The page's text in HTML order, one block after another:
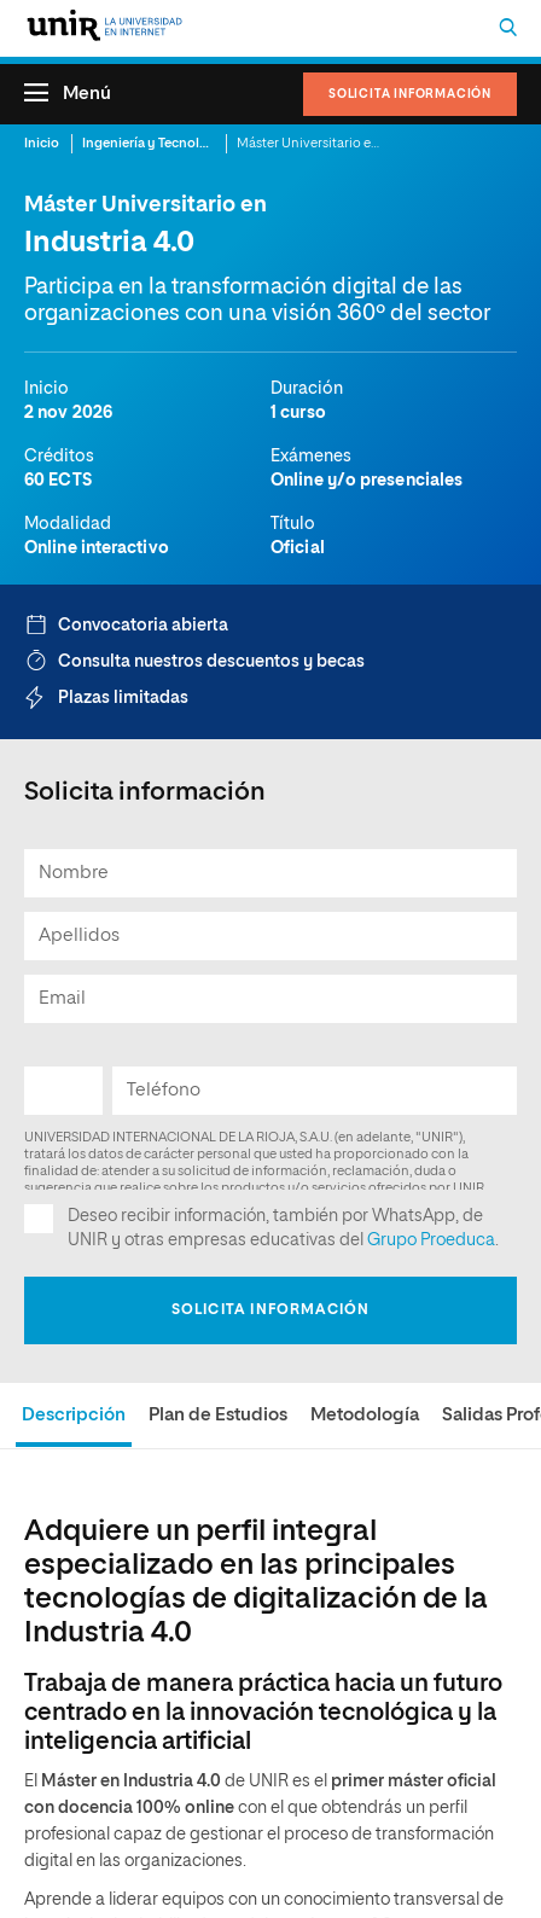
SOLICITA INFORMACIÓN
Menú
Inicio Ingeniería y Tecnología
Máster Universitario en
Industria 4.0
Participa en la transformación digital de las
organizaciones con una visión 360º del sector
Inicio
2 nov 2026
Duración
1 curso
Créditos
60 ECTS
Exámenes
Online y/o presenciales
Modalidad
Online interactivo
Título
Oficial
Descripción Plan de Estudios Metodología Salidas
Adquiere un perfil integral
especializado en las principales
tecnologías de digitalización de la
Industria 4.0
Trabaja de manera práctica hacia un futuro
centrado en la innovación tecnológica y la
inteligencia artificial
El Máster en Industria 4.0 de UNIR es el primer máster oficial
con docencia 100% online con el que obtendrás un perfil
profesional capaz de gestionar el proceso de transformación
digital en las organizaciones.
Aprende a liderar equipos con un conocimiento transversal de
Convocatoria abierta
Consulta nuestros descuentos y becas
Plazas limitadas
Solicita información